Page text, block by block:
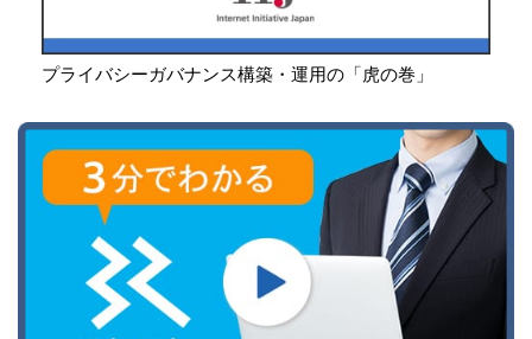
プライバシーガバナンス構築・運用の「虎の巻」